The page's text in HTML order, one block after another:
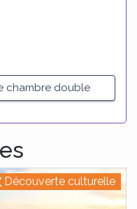
chambre double
Découverte culturelle